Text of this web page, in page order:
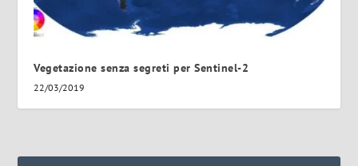
Vegetazione senza segreti per Sentinel-2
22/03/2019